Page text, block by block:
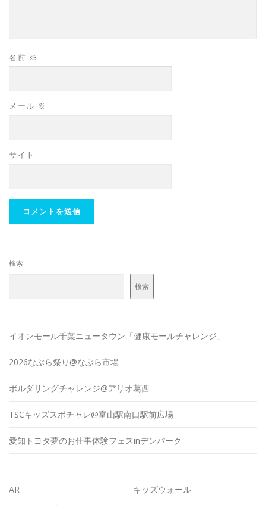
名前 ※
メール ※
サイト
検索
検索
イオンモール千葉ニュータウン「健康モールチャレンジ」
2026なぶら祭り@なぶら市場
ボルダリングチャレンジ@アリオ葛西
TSCキッズスポチャレ@富山駅南口駅前広場
愛知トヨタ夢のお仕事体験フェスinデンパーク
AR
キッズウォール